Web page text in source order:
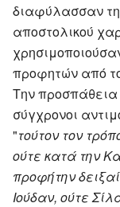
διαφύλασσαν
αποστολικού
προφητών από
Την προσπάθεια
σύγχρονοι
"τούτον τον
ούτε κατά την
προφήτην
Ιούδαν, ούτε